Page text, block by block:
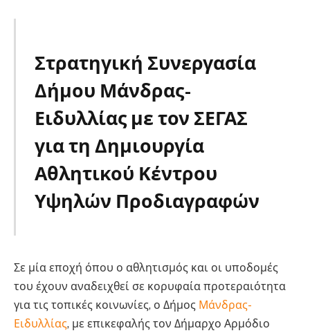
Στρατηγική Συνεργασία
Δήμου Μάνδρας-
Ειδυλλίας με τον ΣΕΓΑΣ
για τη Δημιουργία
Αθλητικού Κέντρου
Υψηλών Προδιαγραφών
Σε μία εποχή όπου ο αθλητισμός και οι υποδομές
του έχουν αναδειχθεί σε κορυφαία προτεραιότητα
για τις τοπικές κοινωνίες, ο Δήμος Μάνδρας-
Ειδυλλίας, με επικεφαλής τον Δήμαρχο Αρμόδιο